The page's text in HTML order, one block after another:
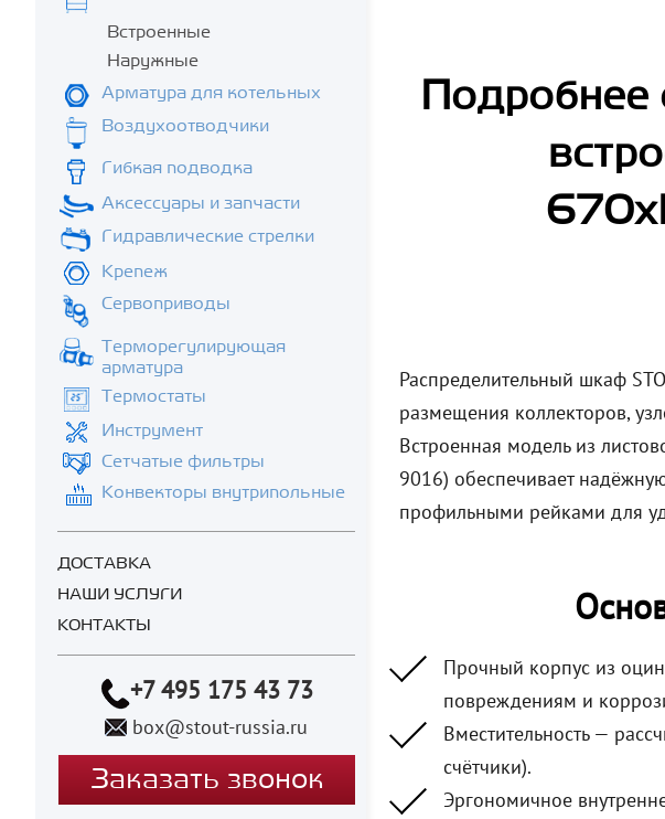
Встроенные
Наружные
Арматура для котельных
Воздухоотводчики
Гибкая подводка
Аксессуары и запчасти
Гидравлические стрелки
Крепеж
Сервоприводы
Терморегулирующая
арматура
Термостаты
Инструмент
Сетчатые фильтры
Конвекторы внутрипольные
ДОСТАВКА
НАШИ УСЛУГИ
КОНТАКТЫ
+7 495 175 43 73
box@stout-russia.ru
Заказать звонок
Подробнее
Распределительный шкаф
размещения коллекторов,
Встроенная модель из
9016) обеспечивает
профильными рейками для
Прочный корпус из
повреждениям и
Вместительность —
счётчики).
Эргономичное